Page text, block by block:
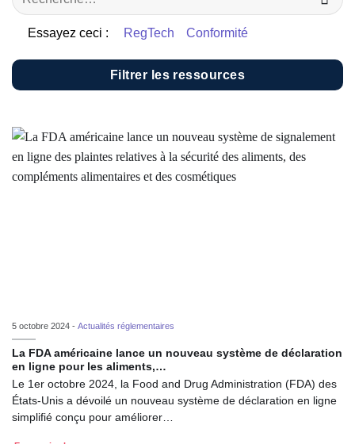
Essayez ceci : RegTech Conformité
Filtrer les ressources
5 octobre 2024 - Actualités réglementaires
La FDA américaine lance un nouveau système de déclaration
en ligne pour les aliments,…
Le 1er octobre 2024, la Food and Drug Administration (FDA) des
États-Unis a dévoilé un nouveau système de déclaration en ligne
simplifié conçu pour améliorer…